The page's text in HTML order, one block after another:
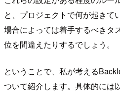
と、プロジェクトで何が起きて
場合によっては着手するべきタ
位を間違えたりするでしょう。
ということで、私が考える
ついて紹介します。具体的には